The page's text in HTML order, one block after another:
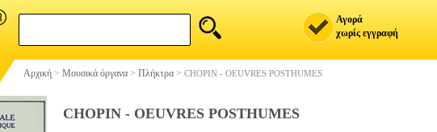
Αγορά
χωρίς εγγραφή
Αρχική > Μουσικά όργανα > Πλήκτρα > CHOPIN - OEUVRES POSTHUMES
CHOPIN - OEUVRES POSTHUMES